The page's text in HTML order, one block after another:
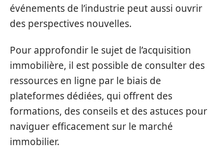
événements de l’industrie peut aussi ouvrir
des perspectives nouvelles.
Pour approfondir le sujet de l’acquisition
immobilière, il est possible de consulter des
ressources en ligne par le biais de
plateformes dédiées, qui offrent des
formations, des conseils et des astuces pour
naviguer efficacement sur le marché
immobilier.